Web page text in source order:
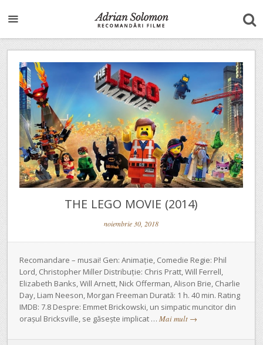
THE LEGO MOVIE (2014)
noiembrie 30, 2018
Recomandare – musai! Gen: Animație, Comedie Regie: Phil
Lord, Christopher Miller Distribuție: Chris Pratt, Will Ferrell,
Elizabeth Banks, Will Arnett, Nick Offerman, Alison Brie, Charlie
Day, Liam Neeson, Morgan Freeman Durată: 1 h. 40 min. Rating
IMDB: 7.8 Despre: Emmet Brickowski, un simpatic muncitor din
orașul Bricksville, se găsește implicat … Mai mult →